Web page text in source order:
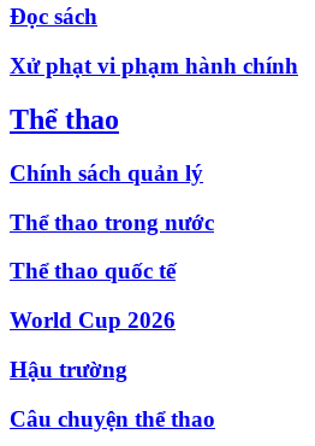
Đọc sách
Xử phạt vi phạm hành chính
Thể thao
Chính sách quản lý
Thể thao trong nước
Thể thao quốc tế
World Cup 2026
Hậu trường
Câu chuyện thể thao